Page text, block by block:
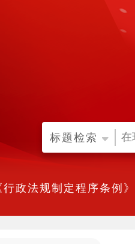
标题检索
行政法规制定程序条例